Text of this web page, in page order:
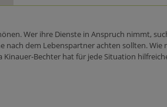
Wer ihre Dienste in Anspruch nimmt,
nach dem Lebenspartner achten sollten.
Bechter hat für jede Situation